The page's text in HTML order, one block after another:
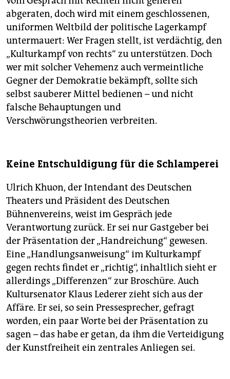
abgeraten, doch wird mit einem geschlossenen,
uniformen Weltbild der politische Lagerkampf
untermauert: Wer Fragen stellt, ist verdächtig, den
„Kulturkampf von rechts“ zu unterstützen. Doch
wer mit solcher Vehemenz auch vermeintliche
Gegner der Demokratie bekämpft, sollte sich
selbst sauberer Mittel bedienen – und nicht
falsche Behauptungen und
Verschwörungstheorien verbreiten.
Keine Entschuldigung für die Schlamperei
Ulrich Khuon, der Intendant des Deutschen
Theaters und Präsident des Deutschen
Bühnenvereins, weist im Gespräch jede
Verantwortung zurück. Er sei nur Gastgeber bei
der Präsentation der „Handreichung“ gewesen.
Eine „Handlungsanweisung“ im Kulturkampf
gegen rechts findet er „richtig“, inhaltlich sieht er
allerdings „Differenzen“ zur Broschüre. Auch
Kultursenator Klaus Lederer zieht sich aus der
Affäre. Er sei, so sein Pressesprecher, gefragt
worden, ein paar Worte bei der Präsentation zu
sagen – das habe er getan, da ihm die Verteidigung
der Kunstfreiheit ein zentrales Anliegen sei.